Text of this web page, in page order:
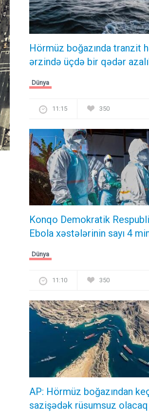
Hörmüz boğazında tranzit
ərzində üçdə bir qədər
Dünya
11:15 350
Konqo Demokratik
Ebola xəstələrinin sayı 4
Dünya
11:10 350
AP: Hörmüz boğazından
sazişədək rüsumsuz olacaq